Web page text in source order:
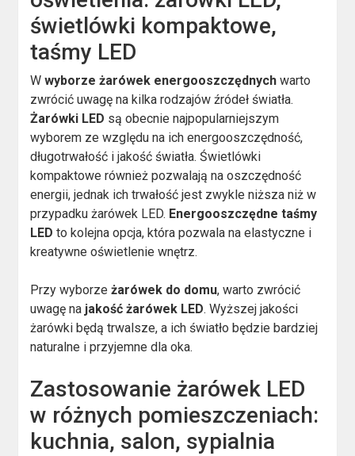
świetlówki kompaktowe,
taśmy LED
Wwyborze żarówek energooszczędnych warto
zwrócić uwagę na kilka rodzajów źródeł światła.
Żarówki LED są obecnie najpopularniejszym
wyborem ze względu na ich energooszczędność,
długotrwałość i jakość światła. Świetlówki
kompaktowe również pozwalają na oszczędność
energii, jednak ich trwałość jest zwykle niższa niż w
przypadku żarówek LED. Energooszczędne taśmy
LED to kolejna opcja, która pozwala na elastyczne i
kreatywne oświetlenie wnętrz.
Przy wyborzeżarówek do domu, warto zwrócić
uwagę na jakość żarówek LED. Wyższej jakości
żarówki będą trwalsze, a ich światło będzie bardziej
naturalne i przyjemne dla oka.
Zastosowanie żarówek LED
w różnych pomieszczeniach:
kuchnia, salon, sypialnia